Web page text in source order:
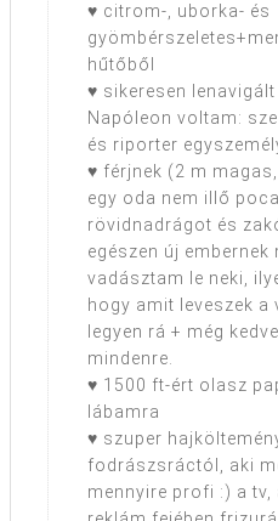
♥ citrom-, uborka- és
hűtőből
♥ sikeresen
Napóleon voltam:
és riporter
♥ férjnek (2 m
egy oda nem illő
rövidnadrágot és
egészen új embernek
vadásztam le neki,
hogy amit leveszek
legyen rá + még
mindenre.
♥ 1500 ft-ért olasz
lábamra
♥ szuper
fodrászsráctól, aki
mennyire profi :) a tv,